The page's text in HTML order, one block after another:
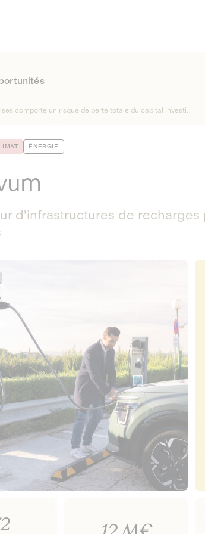
comporte un risque de perte totale du capital investi.
ÉNERGIE
d'infrastructures de recharges